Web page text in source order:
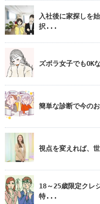
入社後に家探しを
択...
ズボラ女子でもOK
簡単な診断で今の
視点を変えれば、
18～25歳限定クレ
特...